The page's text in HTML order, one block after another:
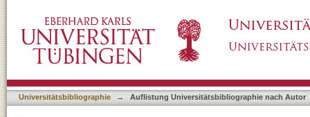
Universitätsbibliographie → Auflistung Universitätsbibliographie nach Autor